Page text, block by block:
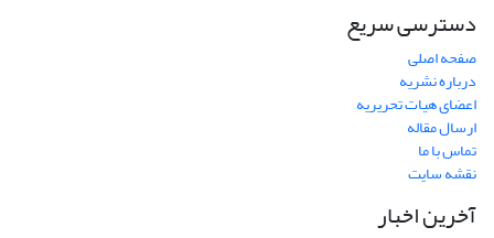
دسترسی سریع
صفحه اصلی
درباره نشریه
اعضای هیات تحریریه
ارسال مقاله
تماس با ما
نقشه سایت
آخرین اخبار